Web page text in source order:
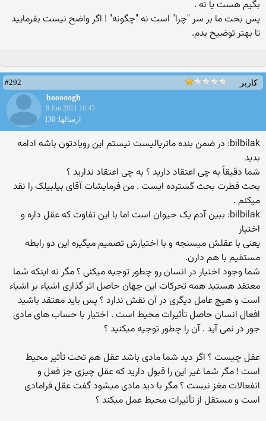
بگیم هست یا نه .
پس بحث ما بر سر "چرا" است نه "چگونه" ! اگر واضح نیست بفرمایید
تا بهتر توضیح بدم.
کاربر
#292
booooogh
8 Jun 2011 16:43
ارسالها: 130
bilbilak: در ضمن بنده ماتریالیست نیستم این رویادتون باشه ادامه
بدید
شما دقیقاً به چی اعتقاد دارید ؟ به چی اعتقاد ندارید ؟
بحث فطرت بحث گسترده ایست . من فرمایشات آقای بیلبیلک را نقد
میکنم .
bilbilak: ببین آدم یک حیوان است اما با این تفاوت که عقل داره و
اختیار
یعنی با عقلش میسنجه و با اختیارش تصمیم میگیره این دو رابطه
مستقیم با هم دارن.
شما وجود اختیار در انسان رو چطور توجیه میکنی ؟ مگر نه اینکه شما
معتقد هستید همه تحرکات این جهان حاصل اثر گذاری اشیاء بر اشیاء
است و هیچ عامل دیگری در آن نقش ندارد ؟ پس باید معتقد باشید
افعال انسان حاصل تأثیرات محیط است . اختیار با حساب های مادی
جور در نمی آید . آن را چطور توجیه میکنید ؟
عقل چیست ؟ اگر دید شما مادی باشد عقل هم تحت تأثیر محیط
است ! مگر شما غیر این را قبول دارید که عقل چیزی جز فعل و
انفعالات مغز نیست ؟ مگر با دید مادی میشود گفت عقل فرامادی
است و مستقل از تأثیرات محیط عمل میکند ؟